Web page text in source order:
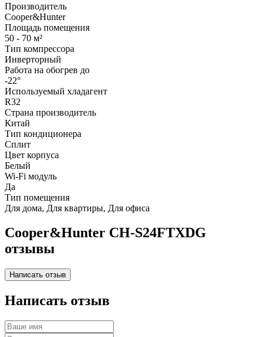
Производитель
Cooper&Hunter
Площадь помещения
50 - 70 м²
Тип компрессора
Инверторный
Работа на обогрев до
-22°
Используемый хладагент
R32
Страна производитель
Китай
Тип кондиционера
Сплит
Цвет корпуса
Белый
Wi-Fi модуль
Да
Тип помещения
Для дома, Для квартиры, Для офиса
Cooper&Hunter CH-S24FTXDG
отзывы
Написать отзыв